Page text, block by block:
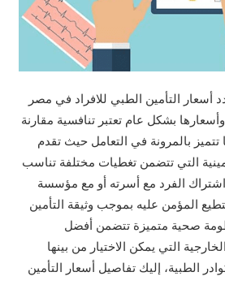
أسعار التأمين الطبي للافراد في مصر
بشكل عام تعتبر تنافسية مقارنة
بالمرونة في التعامل حيث تقدم
التي تتضمن تغطيات مختلفة تناسب
الفرد مع أسرته أو مع مؤسسة
المؤمن عليه بموجب وثيقة التأمين
صحية متميزة تتضمن أفضل
التي يمكن الاختيار من بينها
الطبية، إليك تفاصيل أسعار التأمين